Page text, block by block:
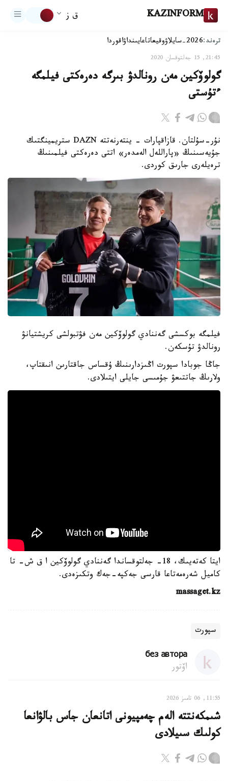
KAZINFORM ق ز
ترەند:2026-سايلاۋ وقيعاتاعايىنداۋاقوردا
21:45, 15 جەلتوقسان 2020
گولوۆكين مەن رونالدۋ بىرگە دەرەكتى فيلمگە
ءتۇستى
نۇر-سۇلتان. قازاقپارات - ينتەرنەتتە DAZN ستريمينگتىك
جۇيەسىنىڭ «پاراللەل الەمدەر» اتتى دەرەكتى فيلمىنىڭ
ترەيلەرى جارىق كوردى.
فيلمگە بوكسشى گەننادي گولوۆكين مەن فۋتبولشى كريشتيانۋ
رونالدۋ تۇسكەن.
جاڭا جوبادا سپورت اڭىزدارىنىڭ ۇقساس جاقتارىن انىقتاپ،
ولارىڭ جاتتىعۋ جۇمىسى جايلى ايتىلادى.
ايتا كەتەيىك، 18- جەلتوقساندا گەننادي گولوۆكين ا ق ش- تا
كاميل شەرەمەتاعا قارسى جەكپە-جەك وتكىزەدى.
massaget.kz
سپورت
без автора
اۆتور
11:55, 06 تامىز 2026
شىمكەنتتە الەم چەمپيونى اتانعان جاس بالۋانعا
كولىك سىيلادى